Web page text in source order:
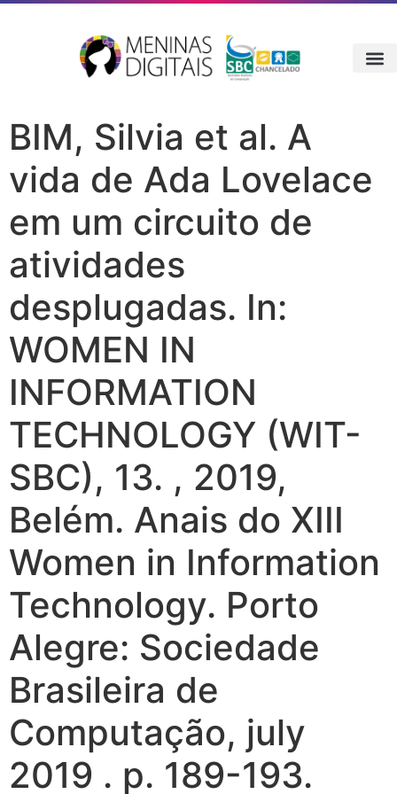
BIM, Silvia et al. A
vida de Ada Lovelace
em um circuito de
atividades
desplugadas. In:
WOMEN IN
INFORMATION
TECHNOLOGY (WIT-
SBC), 13. , 2019,
Belém. Anais do XIII
Women in Information
Technology. Porto
Alegre: Sociedade
Brasileira de
Computação, july
2019 . p. 189-193.